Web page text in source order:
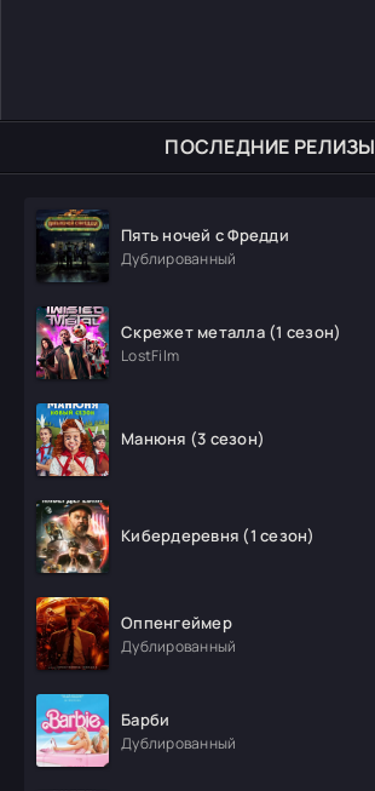
ПОСЛЕДНИЕ РЕЛИЗЫ
Пять ночей с Фредди
Дублированный
Скрежет металла (1 сезон)
LostFilm
Манюня (3 сезон)
Кибердеревня (1 сезон)
Оппенгеймер
Дублированный
Барби
Дублированный